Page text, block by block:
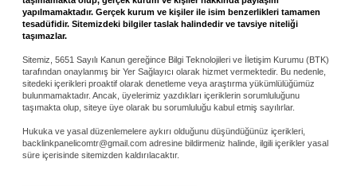
yapılmamaktadır. Gerçek kurum ve kişiler ile isim benzerlikleri tamamen
tesadüfidir. Sitemizdeki bilgiler taslak halindedir ve tavsiye niteliği
taşımazlar.
Sitemiz, 5651 Sayılı Kanun gereğince Bilgi Teknolojileri ve İletişim Kurumu (BTK)
tarafından onaylanmış bir Yer Sağlayıcı olarak hizmet vermektedir. Bu nedenle,
sitedeki içerikleri proaktif olarak denetleme veya araştırma yükümlülüğümüz
bulunmamaktadır. Ancak, üyelerimiz yazdıkları içeriklerin sorumluluğunu
taşımakta olup, siteye üye olarak bu sorumluluğu kabul etmiş sayılırlar.
Hukuka ve yasal düzenlemelere aykırı olduğunu düşündüğünüz içerikleri,
backlinkpanelicomtr@gmail.com adresine bildirmeniz halinde, ilgili içerikler yasal
süre içerisinde sitemizden kaldırılacaktır.